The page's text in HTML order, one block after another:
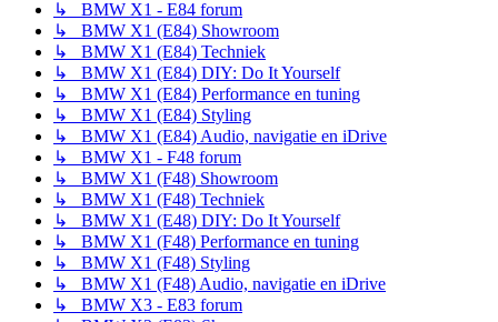
↳ BMW X1 - E84 forum
↳ BMW X1 (E84) Showroom
↳ BMW X1 (E84) Techniek
↳ BMW X1 (E84) DIY: Do It Yourself
↳ BMW X1 (E84) Performance en tuning
↳ BMW X1 (E84) Styling
↳ BMW X1 (E84) Audio, navigatie en iDrive
↳ BMW X1 - F48 forum
↳ BMW X1 (F48) Showroom
↳ BMW X1 (F48) Techniek
↳ BMW X1 (E48) DIY: Do It Yourself
↳ BMW X1 (F48) Performance en tuning
↳ BMW X1 (F48) Styling
↳ BMW X1 (F48) Audio, navigatie en iDrive
↳ BMW X3 - E83 forum